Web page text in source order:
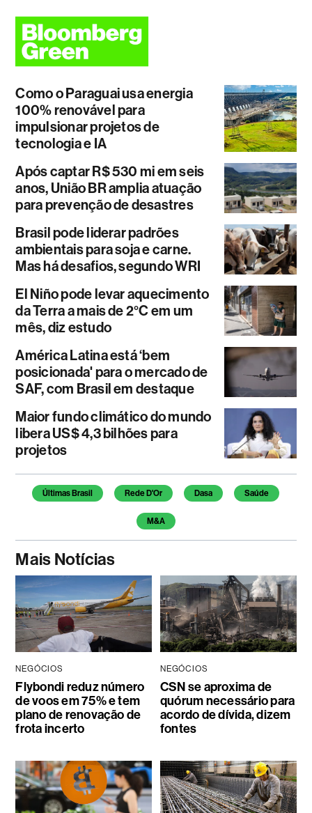
Como o Paraguai usa energia
100% renovável para
impulsionar projetos de
tecnologia e IA
Após captar R$ 530 mi em seis
anos, União BR amplia atuação
para prevenção de desastres
Brasil pode liderar padrões
ambientais para soja e carne.
Mas há desafios, segundo WRI
El Niño pode levar aquecimento
da Terra a mais de 2°C em um
mês, diz estudo
América Latina está ‘bem
posicionada' para o mercado de
SAF, com Brasil em destaque
Maior fundo climático do mundo
libera US$ 4,3 bilhões para
projetos
Temas deste artigo
Últimas Brasil Rede D'Or Dasa Saúde
M&A
Mais Notícias
NEGÓCIOS
Flybondi reduz número
de voos em 75% e tem
plano de renovação de
frota incerto
NEGÓCIOS
CSN se aproxima de
quórum necessário para
acordo de dívida, dizem
fontes